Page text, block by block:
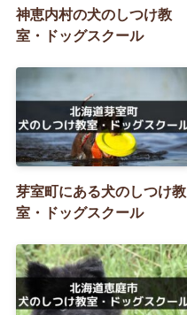
神恵内村の犬のしつけ教
室・ドッグスクール
芽室町にある犬のしつけ教
室・ドッグスクール